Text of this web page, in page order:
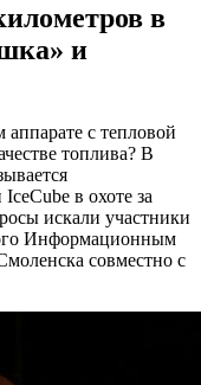
в
и
аппарате с тепловой
топлива? В
в охоте за
искали участники
Информационным
совместно с